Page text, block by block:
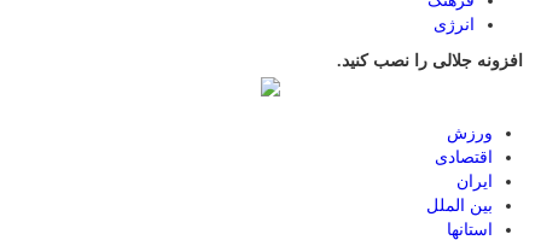
انرژی
افزونه جلالی را نصب کنید.
ورزش
اقتصادی
ایران
بین الملل
استانها